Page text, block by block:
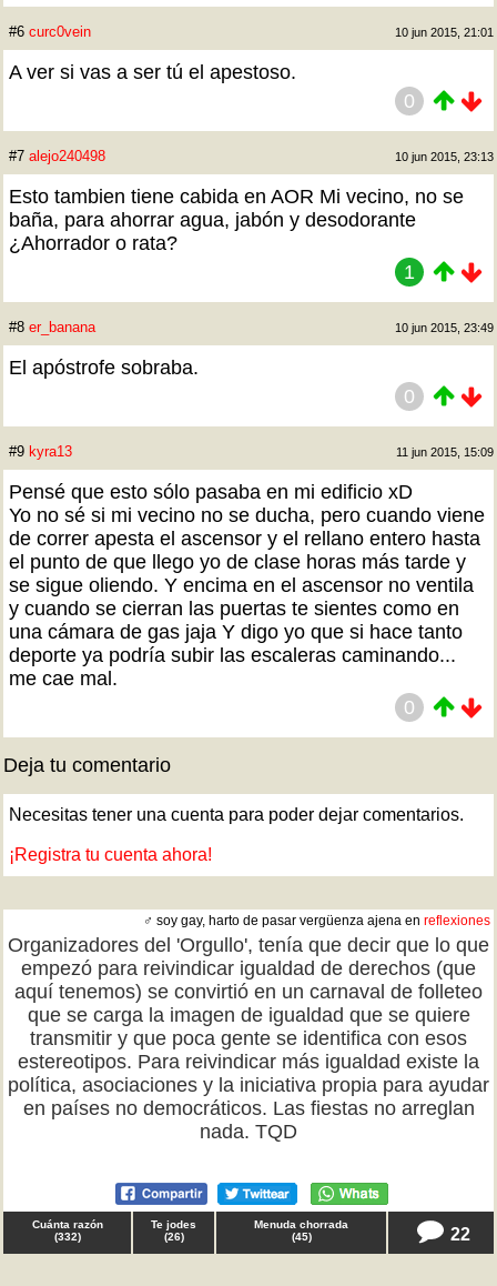
#6 curc0vein 10 jun 2015, 21:01
A ver si vas a ser tú el apestoso.
0
#7 alejo240498 10 jun 2015, 23:13
Esto tambien tiene cabida en AOR Mi vecino, no se
baña, para ahorrar agua, jabón y desodorante
¿Ahorrador o rata?
1
#8 er_banana 10 jun 2015, 23:49
El apóstrofe sobraba.
0
#9 kyra13 11 jun 2015, 15:09
Pensé que esto sólo pasaba en mi edificio xD
Yo no sé si mi vecino no se ducha, pero cuando viene
de correr apesta el ascensor y el rellano entero hasta
el punto de que llego yo de clase horas más tarde y
se sigue oliendo. Y encima en el ascensor no ventila
y cuando se cierran las puertas te sientes como en
una cámara de gas jaja Y digo yo que si hace tanto
deporte ya podría subir las escaleras caminando...
me cae mal.
0
Deja tu comentario
Necesitas tener una cuenta para poder dejar comentarios.
¡Registra tu cuenta ahora!
♂ soy gay, harto de pasar vergüenza ajena en reflexiones
Organizadores del 'Orgullo', tenía que decir que lo que
empezó para reivindicar igualdad de derechos (que
aquí tenemos) se convirtió en un carnaval de folleteo
que se carga la imagen de igualdad que se quiere
transmitir y que poca gente se identifica con esos
estereotipos. Para reivindicar más igualdad existe la
política, asociaciones y la iniciativa propia para ayudar
en países no democráticos. Las fiestas no arreglan
nada. TQD
Cuánta razón
(332)
Te jodes
(26)
Menuda chorrada
(45) 22